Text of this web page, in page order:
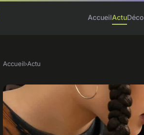
AccueilActuDéco
Accueil›Actu